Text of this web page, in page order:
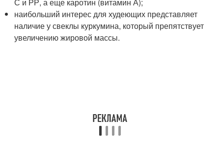
наибольший интерес для худеющих представляет
наличие у свеклы куркумина, который препятствует
увеличению жировой массы.